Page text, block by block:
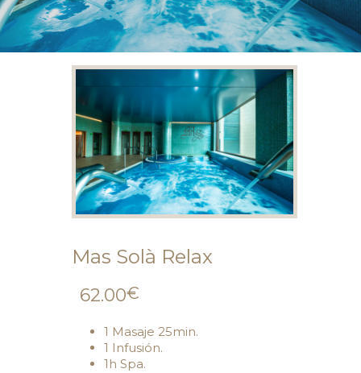
Mas Solà Relax
62.00€
1 Masaje 25min.
1 Infusión.
1h Spa.